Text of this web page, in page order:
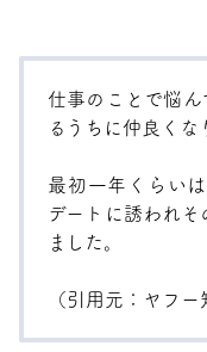
仕事のことで悩ん
るうちに仲良くな
最初一年くらい
デートに誘われ
ました。
（引用元： ヤフー